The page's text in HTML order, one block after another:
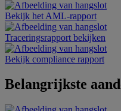
Bekijk het AML-rapport
Traceringsrapport bekijken
Bekijk compliance rapport
Belangrijkste